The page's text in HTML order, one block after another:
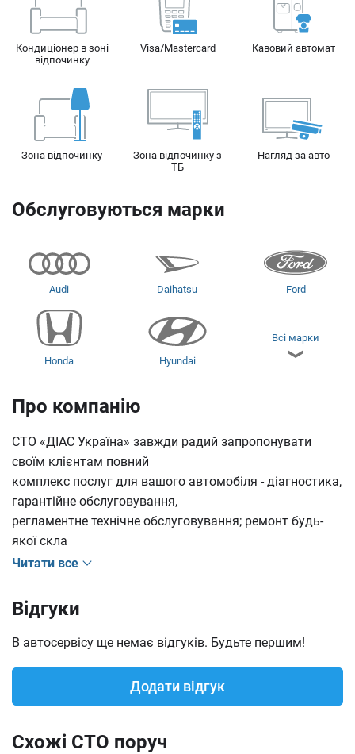
Кондиціонер в зоні
відпочинку
Visa/Mastercard Кавовий автомат
Зона відпочинку
Зона відпочинку з
ТБ
Нагляд за авто
Обслуговуються марки
Audi Daihatsu Ford
Honda Hyundai
Mitsubishi Nissan
Subaru Suzuki Toyota
Всі марки
Про компанію
СТО «ДІАС Україна» завжди радий запропонувати
своїм клієнтам повний
комплекс послуг для вашого автомобіля - діагностика,
гарантійне обслуговування,
регламентне технічне обслуговування; ремонт будь-
якої скла
Читати все
Відгуки
В автосервісу ще немає відгуків. Будьте першим!
Додати відгук
Схожі СТО поруч